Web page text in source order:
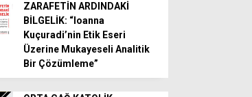
ZARAFETİN ARDINDAKİ
BİLGELİK: “Ioanna
Kuçuradi’nin Etik Eseri
Üzerine Mukayeseli Analitik
Bir Çözümleme”